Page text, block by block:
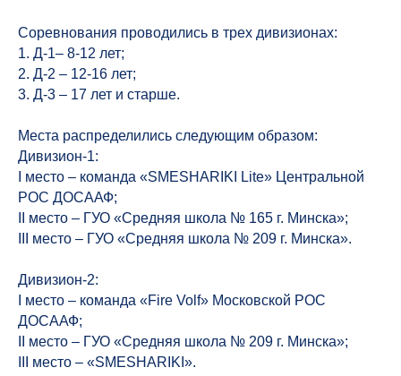
Соревнования проводились в трех дивизионах:
1. Д-1– 8-12 лет;
2. Д-2 – 12-16 лет;
3. Д-3 – 17 лет и старше.
Места распределились следующим образом:
Дивизион-1:
I место – команда «SMESHARIKI Lite» Центральной
РОС ДОСААФ;
II место – ГУО «Средняя школа № 165 г. Минска»;
III место – ГУО «Средняя школа № 209 г. Минска».
Дивизион-2:
I место – команда «Fire Volf» Московской РОС
ДОСААФ;
II место – ГУО «Средняя школа № 209 г. Минска»;
III место – «SMESHARIKI».